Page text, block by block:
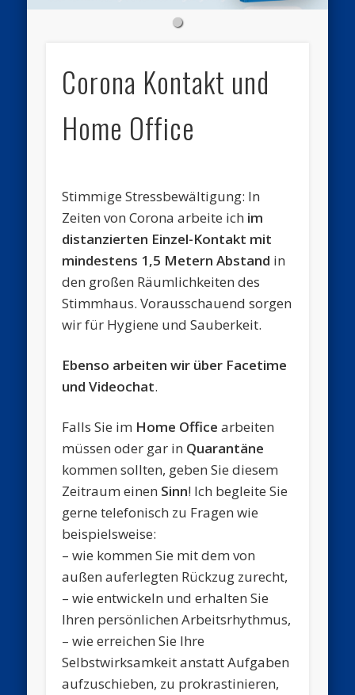
Corona Kontakt und
Home Office
Stimmige Stressbewältigung: In
Zeiten von Corona arbeite ich im
distanzierten Einzel-Kontakt mit
mindestens 1,5 Metern Abstand in
den großen Räumlichkeiten des
Stimmhaus. Vorausschauend sorgen
wir für Hygiene und Sauberkeit.
Ebenso arbeiten wir über Facetime
und Videochat.
Falls Sie im Home Office arbeiten
müssen oder gar in Quarantäne
kommen sollten, geben Sie diesem
Zeitraum einen Sinn! Ich begleite Sie
gerne telefonisch zu Fragen wie
beispielsweise:
– wie kommen Sie mit dem von
außen auferlegten Rückzug zurecht,
– wie entwickeln und erhalten Sie
Ihren persönlichen Arbeitsrhythmus,
– wie erreichen Sie Ihre
Selbstwirksamkeit anstatt Aufgaben
aufzuschieben, zu prokrastinieren,